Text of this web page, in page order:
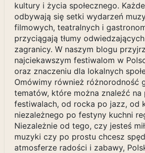
kultury i życia społecznego.
odbywają się setki wydarzeń
filmowych, teatralnych i
przyciągają tłumy
zagranicy. W naszym blogu
najciekawszym festiwalom w
oraz znaczeniu dla lokalnych
Omówimy również różnorodność
tematów, które można znaleźć na
festiwalach, od rocka po jazz, od
niezależnego po festyny kuchni
Niezależnie od tego, czy jesteś
muzyki czy po prostu chcesz
atmosferze radości i zabawy,